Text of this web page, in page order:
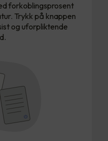
forkoblingsprosent
Trykk på knappen
og uforpliktende